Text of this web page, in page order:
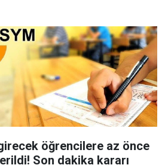
öğrencilere az önce
Son dakika kararı